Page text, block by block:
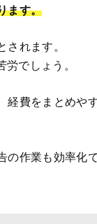
ます。
れます。
でしょう。
経費をまとめや
の作業も効率化